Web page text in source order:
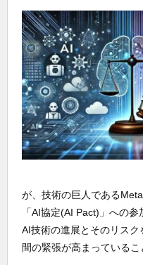
が、技術の巨人である
「AI協定(AI Pact)」への
AI技術の進展とそのリス
間の緊張が高まっているこ